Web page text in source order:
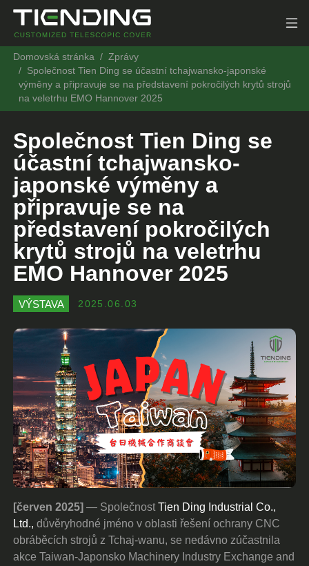
Domovská stránka
Zprávy
Společnost Tien Ding se účastní tchajwansko-japonské
výměny a připravuje se na představení pokročilých krytů strojů
na veletrhu EMO Hannover 2025
Společnost Tien Ding se
účastní tchajwansko-
japonské výměny a
připravuje se na
představení pokročilých
krytů strojů na veletrhu
EMO Hannover 2025
2025.06.03
VÝSTAVA
[červen 2025] — SpolečnostTien Ding Industrial Co.,
Ltd., důvěryhodné jméno v oblasti řešení ochrany CNC
obráběcích strojů z Tchaj-wanu, se nedávno zúčastnila
akce Taiwan-Japonsko Machinery Industry Exchange and